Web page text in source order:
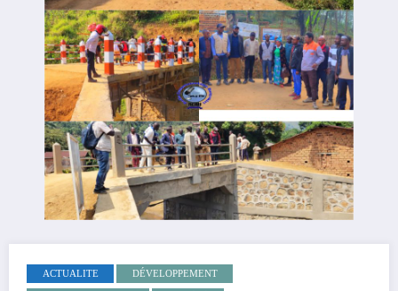
ACTUALITE DÉVELOPPEMENT